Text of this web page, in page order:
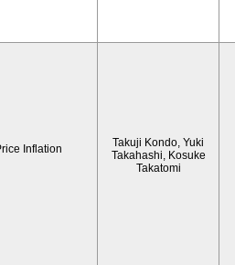
Inflation
Takuji Kondo, Yuki
Takahashi, Kosuke
Takatomi